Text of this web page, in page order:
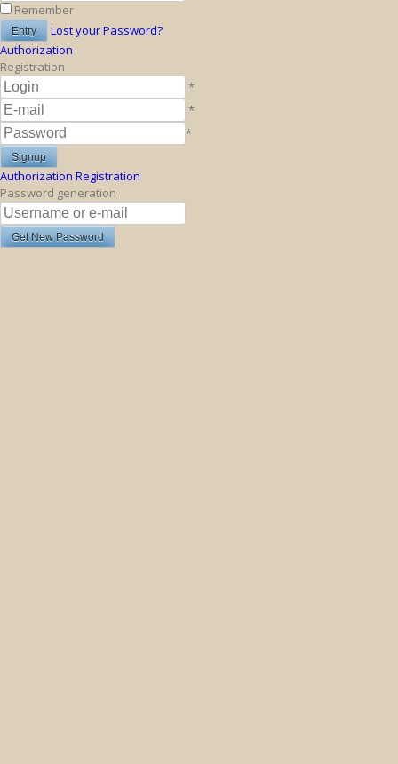
Remember
Lost your Password?
Authorization
Registration
*
*
*
Authorization Registration
Password generation